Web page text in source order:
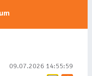
09.07.2026 14:55:59